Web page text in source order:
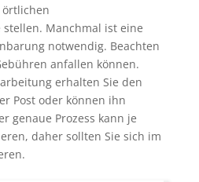
Manchmal ist eine
notwendig. Beachten
anfallen können.
erhalten Sie den
Post oder können ihn
genaue Prozess kann je
daher sollten Sie sich im